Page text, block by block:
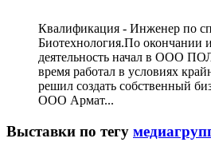
Квалификация - Инженер по
Биотехнология.По окончании
деятельность начал в ООО
время работал в условиях
решил создать собственный
ООО Армат...
Выставки по тегу